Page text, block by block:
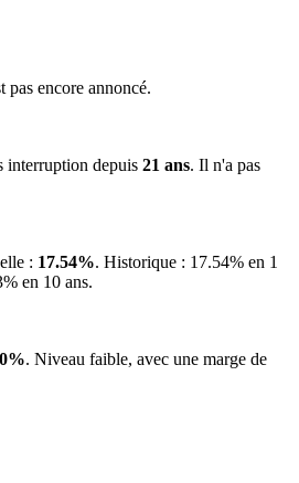
encore annoncé.
interruption depuis 21 ans. Il n'a pas
: 17.54%. Historique : 17.54% en 1
en 10 ans.
. Niveau faible, avec une marge de